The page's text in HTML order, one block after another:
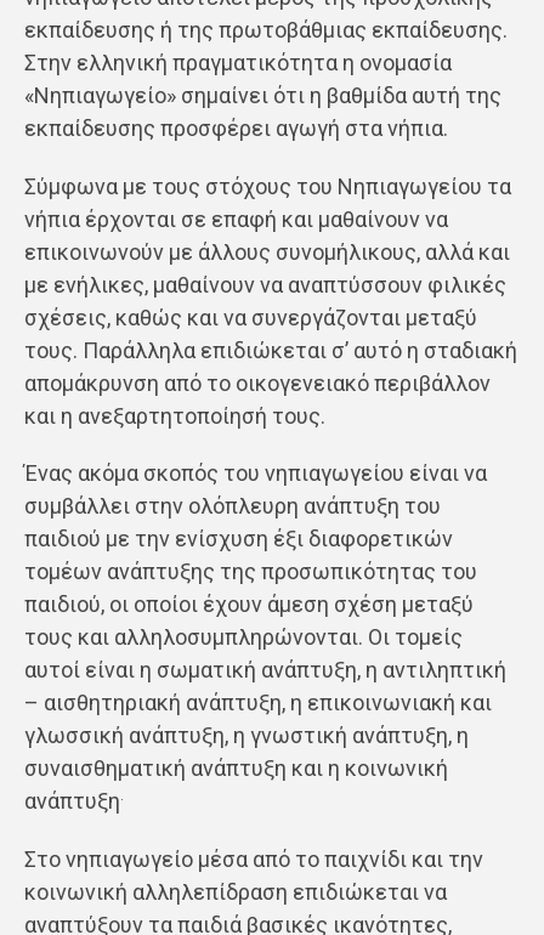
εκπαίδευσης ή της πρωτοβάθμιας εκπαίδευσης.
Στην ελληνική πραγματικότητα η ονομασία
«Νηπιαγωγείο» σημαίνει ότι η βαθμίδα αυτή της
εκπαίδευσης προσφέρει αγωγή στα νήπια.
Σύμφωνα με τους στόχους του Νηπιαγωγείου τα
νήπια έρχονται σε επαφή και μαθαίνουν να
επικοινωνούν με άλλους συνομήλικους, αλλά και
με ενήλικες, μαθαίνουν να αναπτύσσουν φιλικές
σχέσεις, καθώς και να συνεργάζονται μεταξύ
τους. Παράλληλα επιδιώκεται σ’ αυτό η σταδιακή
απομάκρυνση από το οικογενειακό περιβάλλον
και η ανεξαρτητοποίησή τους.
Ένας ακόμα σκοπός του νηπιαγωγείου είναι να
συμβάλλει στην ολόπλευρη ανάπτυξη του
παιδιού με την ενίσχυση έξι διαφορετικών
τομέων ανάπτυξης της προσωπικότητας του
παιδιού, οι οποίοι έχουν άμεση σχέση μεταξύ
τους και αλληλοσυμπληρώνονται. Οι τομείς
αυτοί είναι η σωματική ανάπτυξη, η αντιληπτική
– αισθητηριακή ανάπτυξη, η επικοινωνιακή και
γλωσσική ανάπτυξη, η γνωστική ανάπτυξη, η
συναισθηματική ανάπτυξη και η κοινωνική
ανάπτυξη
Στο νηπιαγωγείο μέσα από το παιχνίδι και την
κοινωνική αλληλεπίδραση επιδιώκεται να
αναπτύξουν τα παιδιά βασικές ικανότητες,